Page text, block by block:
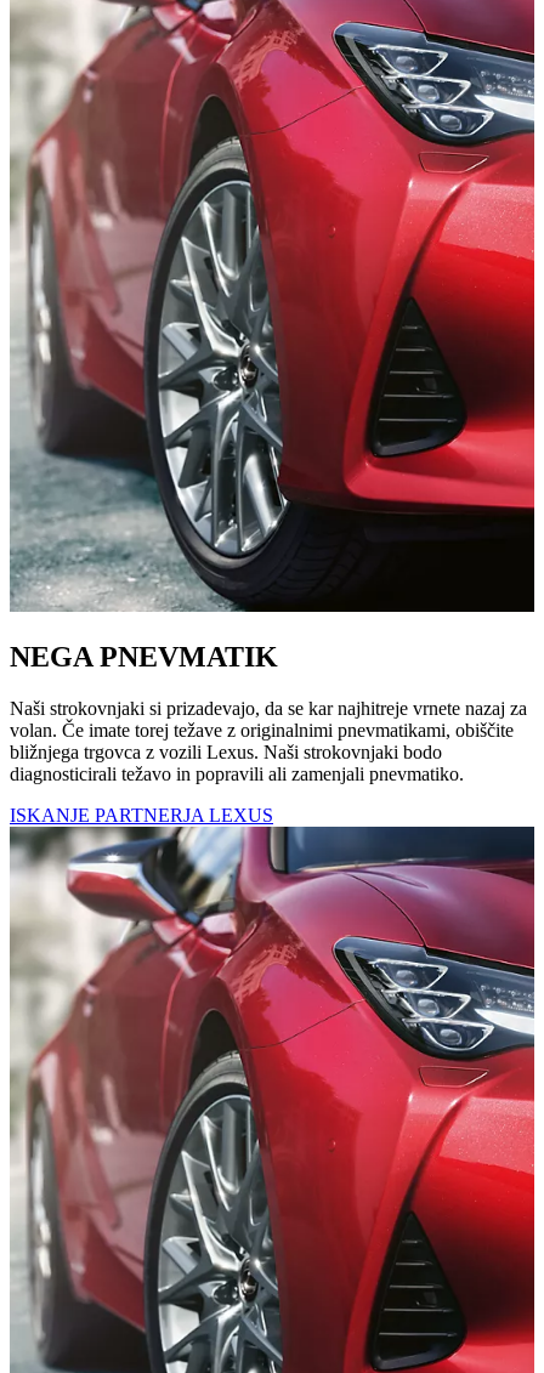
NEGA PNEVMATIK
Naši strokovnjaki si prizadevajo, da se kar najhitreje vrnete nazaj za
volan. Če imate torej težave z originalnimi pnevmatikami, obiščite
bližnjega trgovca z vozili Lexus. Naši strokovnjaki bodo
diagnosticirali težavo in popravili ali zamenjali pnevmatiko.
ISKANJE PARTNERJA LEXUS